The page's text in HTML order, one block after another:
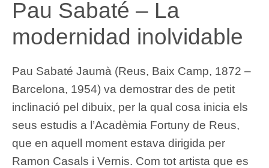
Pau Sabaté – La
modernidad inolvidable
Pau Sabaté Jaumà (Reus, Baix Camp, 1872 –
Barcelona, ​​1954) va demostrar des de petit
inclinació pel dibuix, per la qual cosa inicia els
seus estudis a l’Acadèmia Fortuny de Reus,
que en aquell moment estava dirigida per
Ramon Casals i Vernis. Com tot artista que es